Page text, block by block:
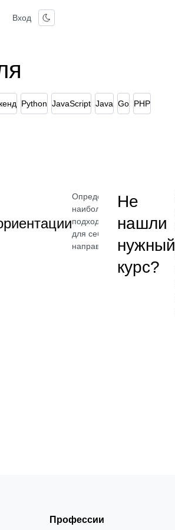
Вход
Python JavaScript Java Go PHP
Определите
наиболее
подходящее
для себя
направление
Не
нашли
нужный
курс?
Профессии